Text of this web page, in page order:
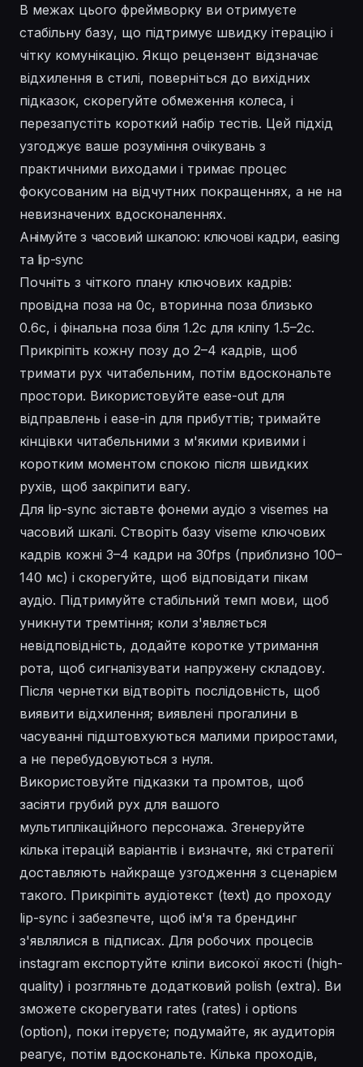
В межах цього фреймворку ви отримуєте
стабільну базу, що підтримує швидку ітерацію і
чітку комунікацію. Якщо рецензент відзначає
відхилення в стилі, поверніться до вихідних
підказок, скорегуйте обмеження колеса, і
перезапустіть короткий набір тестів. Цей підхід
узгоджує ваше розуміння очікувань з
практичними виходами і тримає процес
фокусованим на відчутних покращеннях, а не на
невизначених вдосконаленнях.
Анімуйте з часовий шкалою: ключові кадри, easing
та lip-sync
Почніть з чіткого плану ключових кадрів:
провідна поза на 0с, вторинна поза близько
0.6с, і фінальна поза біля 1.2с для кліпу 1.5–2с.
Прикріпіть кожну позу до 2–4 кадрів, щоб
тримати рух читабельним, потім вдоскональте
простори. Використовуйте ease-out для
відправлень і ease-in для прибуттів; тримайте
кінцівки читабельними з м'якими кривими і
коротким моментом спокою після швидких
рухів, щоб закріпити вагу.
Для lip-sync зіставте фонеми аудіо з visemes на
часовий шкалі. Створіть базу viseme ключових
кадрів кожні 3–4 кадри на 30fps (приблизно 100–
140 мс) і скорегуйте, щоб відповідати пікам
аудіо. Підтримуйте стабільний темп мови, щоб
уникнути тремтіння; коли з'являється
невідповідність, додайте коротке утримання
рота, щоб сигналізувати напружену складову.
Після чернетки відтворіть послідовність, щоб
виявити відхилення; виявлені прогалини в
часуванні підштовхуються малими приростами,
а не перебудовуються з нуля.
Використовуйте підказки та промтов, щоб
засіяти грубий рух для вашого
мультиплікаційного персонажа. Згенеруйте
кілька ітерацій варіантів і визначте, які стратегії
доставляють найкраще узгодження з сценарієм
такого. Прикріпіть аудіотекст (text) до проходу
lip-sync і забезпечте, щоб ім'я та брендинг
з'являлися в підписах. Для робочих процесів
instagram експортуйте кліпи високої якості (high-
quality) і розгляньте додатковий polish (extra). Ви
зможете скорегувати rates (rates) і options
(option), поки ітеруєте; подумайте, як аудиторія
реагує, потім вдоскональте. Кілька проходів,